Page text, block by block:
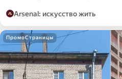
Arsenal: искусство жить
ПромоСтраницы